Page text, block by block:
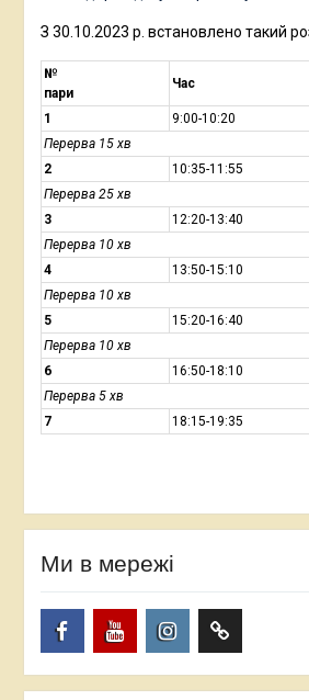
З 30.10.2023 р. встановлено такий
№
пари
Час
1
9:00-10:20
Перерва 15 хв
2
10:35-11:55
Перерва 25 хв
3
12:20-13:40
Перерва 10 хв
4
13:50-15:10
Перерва 10 хв
5
15:20-16:40
Перерва 10 хв
6
16:50-18:10
Перерва 5 хв
7
18:15-19:35
Ми в мережі